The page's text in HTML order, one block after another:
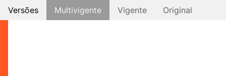
Versões Multivigente Vigente Original